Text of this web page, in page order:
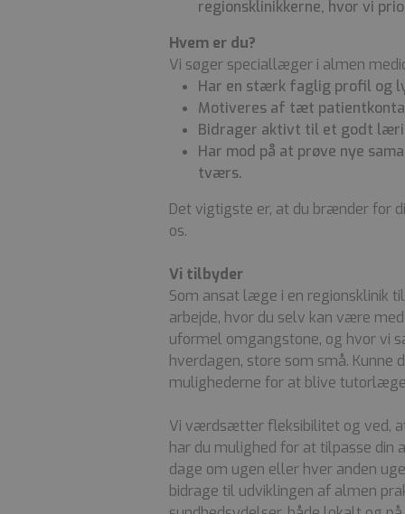
regionsklinikkerne, hvor vi
Hvem er du?
Vi søger speciallæger i almen
Har en stærk faglig profil og
Motiveres af tæt
Bidrager aktivt til et godt
Har mod på at prøve nye
tværs.
Det vigtigste er, at du brænder for
os.
Vi tilbyder
Som ansat læge i en regionsklinik
arbejde, hvor du selv kan være
uformel omgangstone, og hvor vi
hverdagen, store som små. Kunne
mulighederne for at blive
Vi værdsætter fleksibilitet og ved,
har du mulighed for at tilpasse din
dage om ugen eller hver anden
bidrage til udviklingen af almen